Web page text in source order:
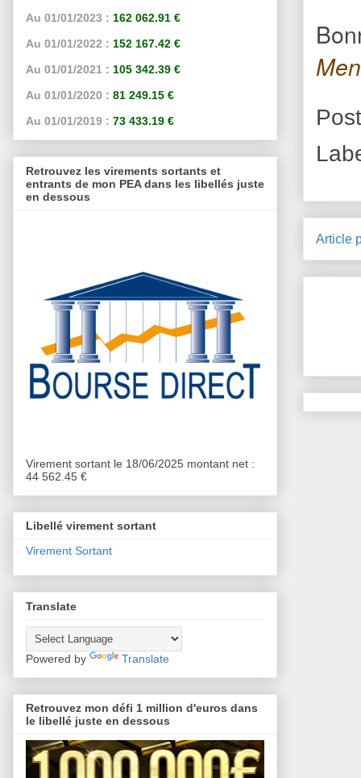
Article
Au 01/01/2023 : 162 062.91 €
Au 01/01/2022 : 152 167.42 €
Au 01/01/2021 : 105 342.39 €
Au 01/01/2020 : 81 249.15 €
Au 01/01/2019 : 73 433.19 €
Retrouvez les virements sortants et
entrants de mon PEA dans les libellés juste
en dessous
Virement sortant le 18/06/2025 montant net :
44 562.45 €
Libellé virement sortant
Virement Sortant
Translate
Powered by Translate
Retrouvez mon défi 1 million d'euros dans
le libellé juste en dessous